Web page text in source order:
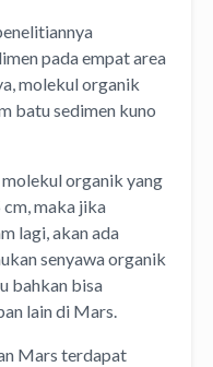
pada empat area
molekul organik
batu sedimen kuno
organik yang
cm, maka jika
lagi, akan ada
senyawa organik
bahkan bisa
lain di Mars.
Mars terdapat